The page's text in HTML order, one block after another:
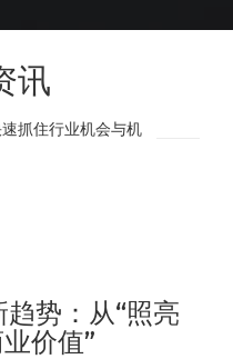
讯
抓住行业机会与机
势：从“照亮
价值”